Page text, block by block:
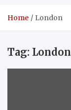
Home London
Tag: London